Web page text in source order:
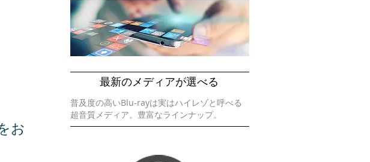
お
最新のメディアが選べる
普及度の高いBlu-rayは実はハイレゾと呼べる
超音質メディア。豊富なラインナップ。